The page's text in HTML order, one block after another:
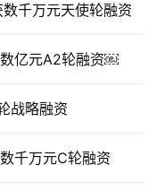
千万元天使轮融资
亿元A2轮融资￼
战略融资
千万元C轮融资